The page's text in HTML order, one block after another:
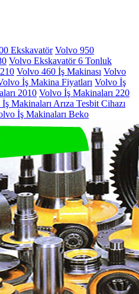
Ekskavatör Volvo 950
Volvo Ekskavatör 6 Tonluk
Volvo 460 İş Makinası Volvo
İş Makina Fiyatları Volvo İş
2010 Volvo İş Makinaları 220
Makinaları Arıza Tesbit Cihazı
İş Makinaları Beko